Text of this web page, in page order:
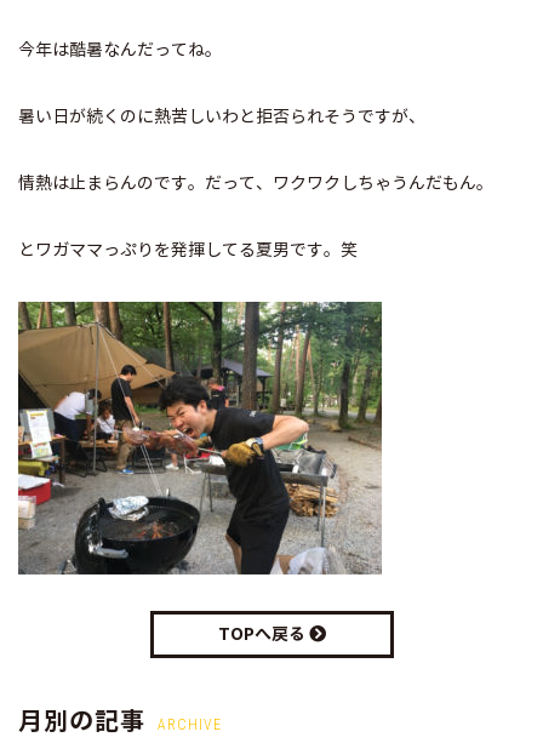
今年は酷暑なんだってね。
暑い日が続くのに熱苦しいわと拒否られそうですが、
情熱は止まらんのです。だって、ワクワクしちゃうんだもん。
とワガママっぷりを発揮してる夏男です。笑
TOPへ戻る
月別の記事 ARCHIVE